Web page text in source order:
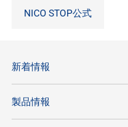
NICO STOP公式
新着情報
製品情報